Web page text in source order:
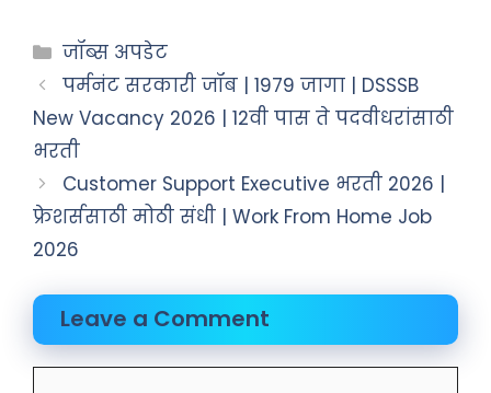
जॉब्स अपडेट
पर्मनंट सरकारी जॉब | 1979 जागा | DSSSB
New Vacancy 2026 | 12वी पास ते पदवीधरांसाठी
भरती
Customer Support Executive भरती 2026 |
फ्रेशर्ससाठी मोठी संधी | Work From Home Job
2026
Leave a Comment